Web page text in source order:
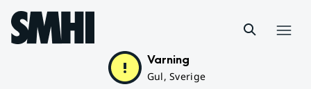
Hoppa till sidans innehåll
Varning
Gul, Sverige